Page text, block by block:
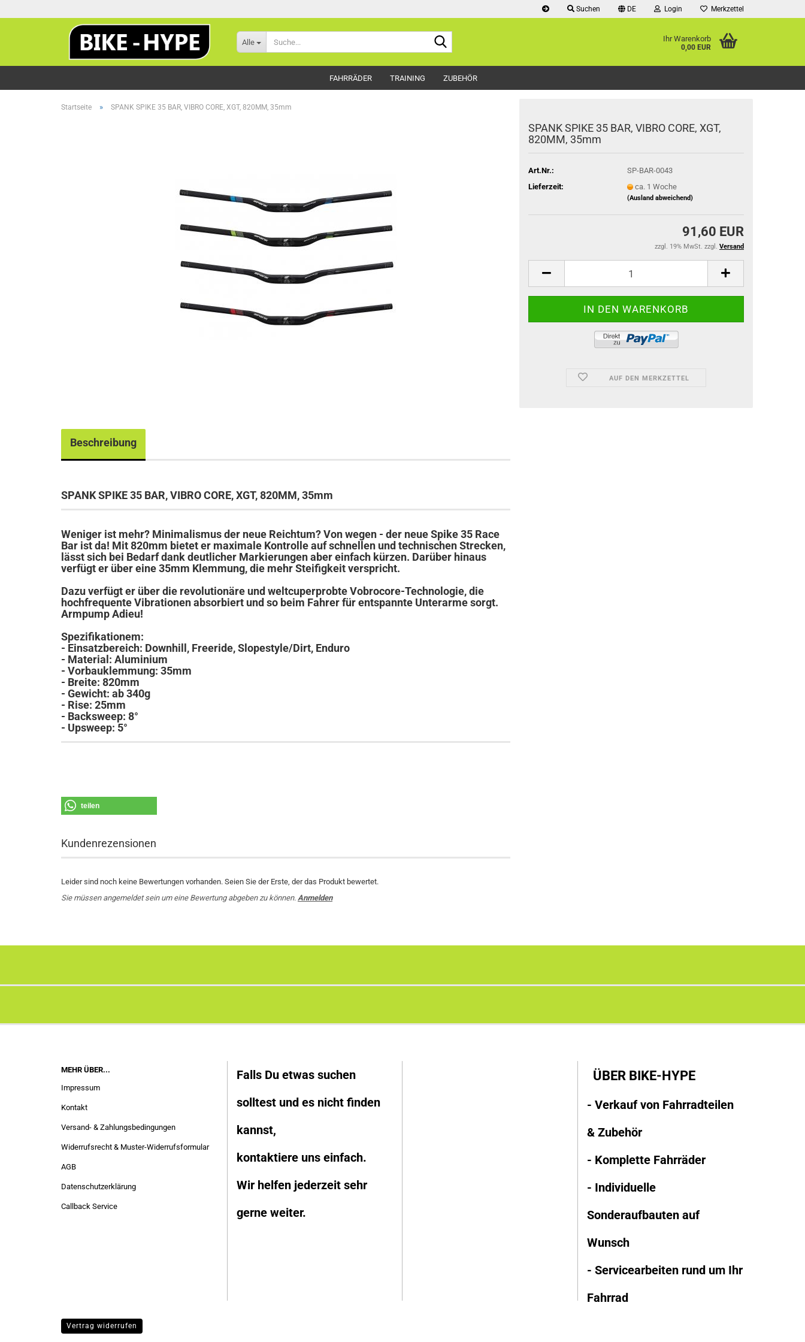
Suchen DE Login Merkzettel
Alle Ihr Warenkorb
0,00 EUR
FAHRRÄDER TRAINING ZUBEHÖR
Startseite » SPANK SPIKE 35 BAR, VIBRO CORE, XGT, 820MM, 35mm
SPANK SPIKE 35 BAR, VIBRO CORE, XGT,
820MM, 35mm
Art.Nr.:
SP-BAR-0043
Lieferzeit:
ca. 1 Woche
(Ausland abweichend)
91,60 EUR
zzgl. 19% MwSt. zzgl. Versand
AUF DEN MERKZETTEL
Beschreibung
SPANK SPIKE 35 BAR, VIBRO CORE, XGT, 820MM, 35mm
Weniger ist mehr? Minimalismus der neue Reichtum? Von wegen - der neue Spike 35 Race
Bar ist da! Mit 820mm bietet er maximale Kontrolle auf schnellen und technischen Strecken,
lässt sich bei Bedarf dank deutlicher Markierungen aber einfach kürzen. Darüber hinaus
verfügt er über eine 35mm Klemmung, die mehr Steifigkeit verspricht.
Dazu verfügt er über die revolutionäre und weltcuperprobte Vobrocore-Technologie, die
hochfrequente Vibrationen absorbiert und so beim Fahrer für entspannte Unterarme sorgt.
Armpump Adieu!
Spezifikationem:
- Einsatzbereich: Downhill, Freeride, Slopestyle/Dirt, Enduro
- Material: Aluminium
- Vorbauklemmung: 35mm
- Breite: 820mm
- Gewicht: ab 340g
- Rise: 25mm
- Backsweep: 8°
- Upsweep: 5°
teilen
Kundenrezensionen
Leider sind noch keine Bewertungen vorhanden. Seien Sie der Erste, der das Produkt bewertet.
Sie müssen angemeldet sein um eine Bewertung abgeben zu können. Anmelden
MEHR ÜBER...
Impressum
Kontakt
Versand- & Zahlungsbedingungen
Widerrufsrecht & Muster-Widerrufsformular
AGB
Datenschutzerklärung
Callback Service
Falls Du etwas suchen
solltest und es nicht finden
kannst,
kontaktiere uns einfach.
Wir helfen jederzeit sehr
gerne weiter.
ÜBER BIKE-HYPE
- Verkauf von Fahrradteilen
& Zubehör
- Komplette Fahrräder
- Individuelle
Sonderaufbauten auf
Wunsch
- Servicearbeiten rund um Ihr
Fahrrad
Vertrag widerrufen